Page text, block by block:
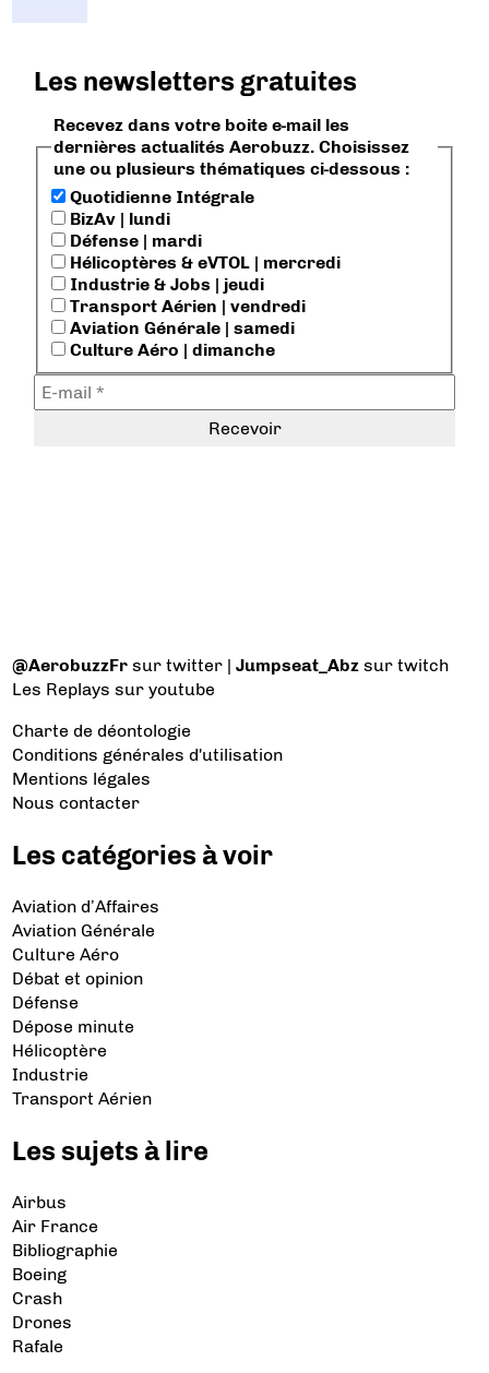
Les newsletters gratuites
Recevez dans votre boite e-mail les
dernières actualités Aerobuzz. Choisissez
une ou plusieurs thématiques ci-dessous :
Quotidienne Intégrale
BizAv | lundi
Défense | mardi
Hélicoptères & eVTOL | mercredi
Industrie & Jobs | jeudi
Transport Aérien | vendredi
Aviation Générale | samedi
Culture Aéro | dimanche
@AerobuzzFr sur twitter |Jumpseat_Abz sur twitch
Les Replays sur youtube
Charte de déontologie
Conditions générales d'utilisation
Mentions légales
Nous contacter
Les catégories à voir
Aviation d’Affaires
Aviation Générale
Culture Aéro
Débat et opinion
Défense
Dépose minute
Hélicoptère
Industrie
Transport Aérien
Les sujets à lire
Airbus
Air France
Bibliographie
Boeing
Crash
Drones
Rafale